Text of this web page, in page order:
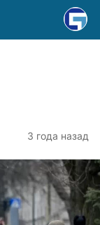
3 года назад